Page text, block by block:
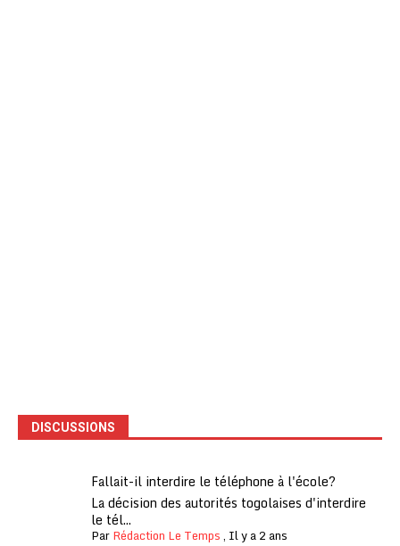
DISCUSSIONS
Fallait-il interdire le téléphone à l'école?
La décision des autorités togolaises d'interdire
le tél...
ParRédaction Le Temps, Il y a 2 ans